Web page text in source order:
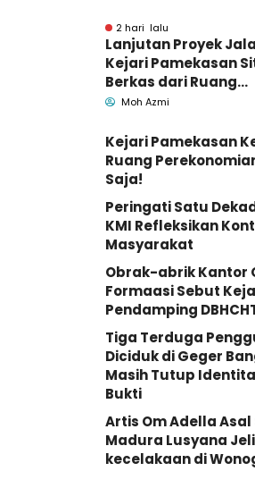
2 hari lalu
Lanjutan Proyek
Kejari Pamekasan
Berkas dari Ruang
Pemkab Pamekasan
Moh Azmi
Kejari Pamekasan
Ruang
Saja!
Peringati Satu
KMI Refleksikan
Masyarakat
Obrak-abrik Kantor
Formaasi Sebut
Pendamping
Tiga Terduga
Diciduk di Geger
Masih Tutup
Bukti
Artis Om Adella
Madura Lusyana
kecelakaan di